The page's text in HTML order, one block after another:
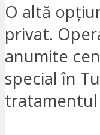
O altă
privat.
anumite
special în
tratamentul